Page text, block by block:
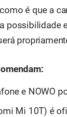
é que a
possibilidade
e NOWO
Mi 10T) é